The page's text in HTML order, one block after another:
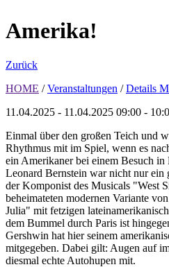
Amerika!
Zurück
HOME / Veranstaltungen / Details
11.04.2025 - 11.04.2025 09:00 -
Einmal über den großen Teich und
Rhythmus mit im Spiel, wenn es
ein Amerikaner bei einem Besuch in
Leonard Bernstein war nicht nur ein
der Komponist des Musicals "West
beheimateten modernen Variante
Julia" mit fetzigen
dem Bummel durch Paris ist
Gershwin hat hier seinem
mitgegeben. Dabei gilt: Augen auf
diesmal echte Autohupen mit.